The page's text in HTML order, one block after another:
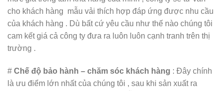
cho khách hàng mẫu vải thích hợp đáp ứng được nhu cầu
của khách hàng . Dù bất cứ yêu cầu như thế nào chúng tôi
cam kết giá cả công ty đưa ra luôn luôn cạnh tranh trên thị
trường .
# Chế độ bảo hành – chăm sóc khách hàng : Đây chính
là ưu điểm lớn nhất của chúng tôi , sau khi sản xuất ra